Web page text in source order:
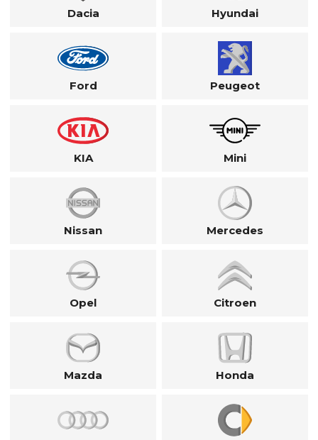
Dacia Hyundai
Ford Peugeot
KIA Mini
Nissan Mercedes
Opel Citroen
Mazda Honda